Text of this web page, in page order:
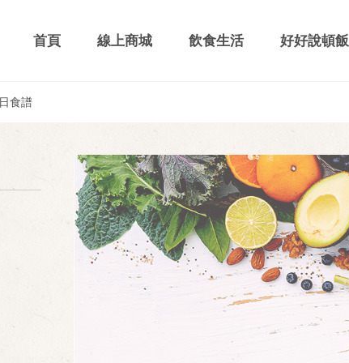
首頁 線上商城 飲食生活 好好說頓飯
食譜